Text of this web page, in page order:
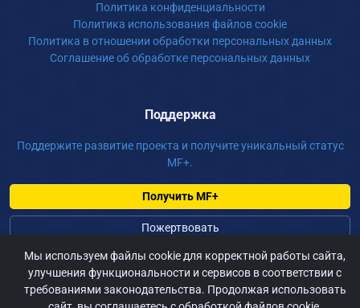
Политика конфиденциальности
Политика использования файлов cookie
Политика в отношении обработки персональных данных
Соглашение об обработке персональных данных
Поддержка
Поддержите развитие проекта и получите уникальный статус
MF+.
Получить MF+
Пожертвовать
©2026 m-fur.ru, Сайт для фурри России, По всем вопросам:
admin@m-fur.ru
Мы используем файлы cookie для корректной работы сайта,
улучшения функциональности и сервисов в соответствии с
требованиями законодательства. Продолжая использовать